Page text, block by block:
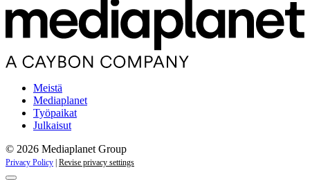
Meistä
Mediaplanet
Työpaikat
Julkaisut
© 2026 Mediaplanet Group
Privacy Policy Revise privacy settings